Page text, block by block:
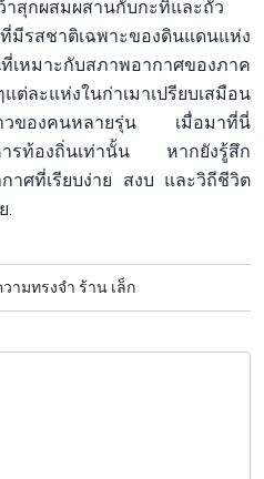
สุกผสมผสานกับกะทิและถั่ว
รสชาติเฉพาะของดินแดนแห่ง
หมาะกับสภาพอากาศของภาค
ต่ละแห่งในก่าเมาเปรียบเสมือน
าวของคนหลายรุ่น เมื่อมาที่นี่
ารท้องถิ่นเท่านั้น หากยังรู้สึก
าศที่เรียบง่าย สงบ และวิถีชีวิต
.
วามทรงจำ ร้าน เล็ก